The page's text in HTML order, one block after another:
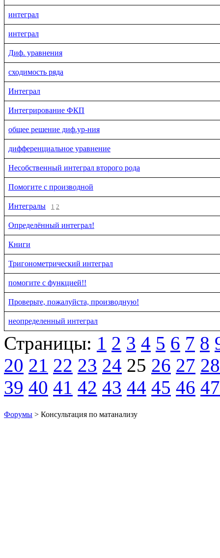
интеграл
интеграл
Диф. уравнения
сходимость ряда
Интеграл
Интегрирование ФКП
общее решение диф.ур-ния
дифференциальное уравнение
Несобственный интеграл второго рода
Помогите с производной
Интегралы 1 2
Определённый интеграл!
Книги
Тригонометрический интеграл
помогите с функцией!!
Проверьте, пожалуйста, производную!
неопределенный интеграл
Страницы: 1 2 3 4 5 6 7 8
20 21 22 23 24 25 26 27 28
39 40 41 42 43 44 45 46 47
Форумы > Консультация по матанализу